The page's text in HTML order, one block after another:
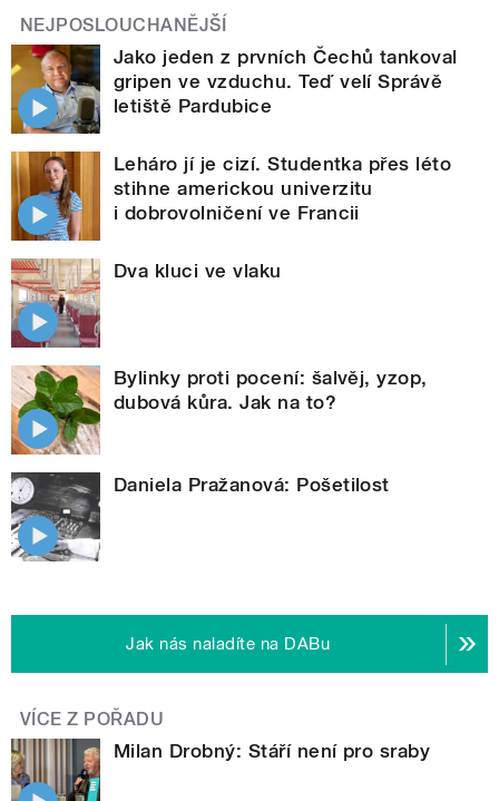
NEJPOSLOUCHANĚJŠÍ
Jako jeden z prvních Čechů tankoval
gripen ve vzduchu. Teď velí Správě
letiště Pardubice
Leháro jí je cizí. Studentka přes léto
stihne americkou univerzitu
i dobrovolničení ve Francii
Dva kluci ve vlaku
Bylinky proti pocení: šalvěj, yzop,
dubová kůra. Jak na to?
Daniela Pražanová: Pošetilost
Jak nás naladíte na DABu
VÍCE Z POŘADU
Milan Drobný: Stáří není pro sraby